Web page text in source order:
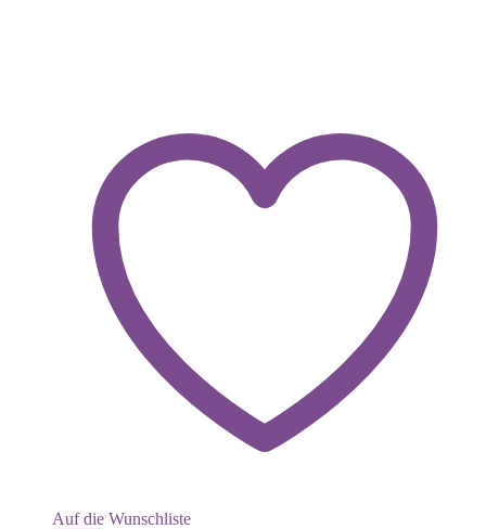
Auf die Wunschliste